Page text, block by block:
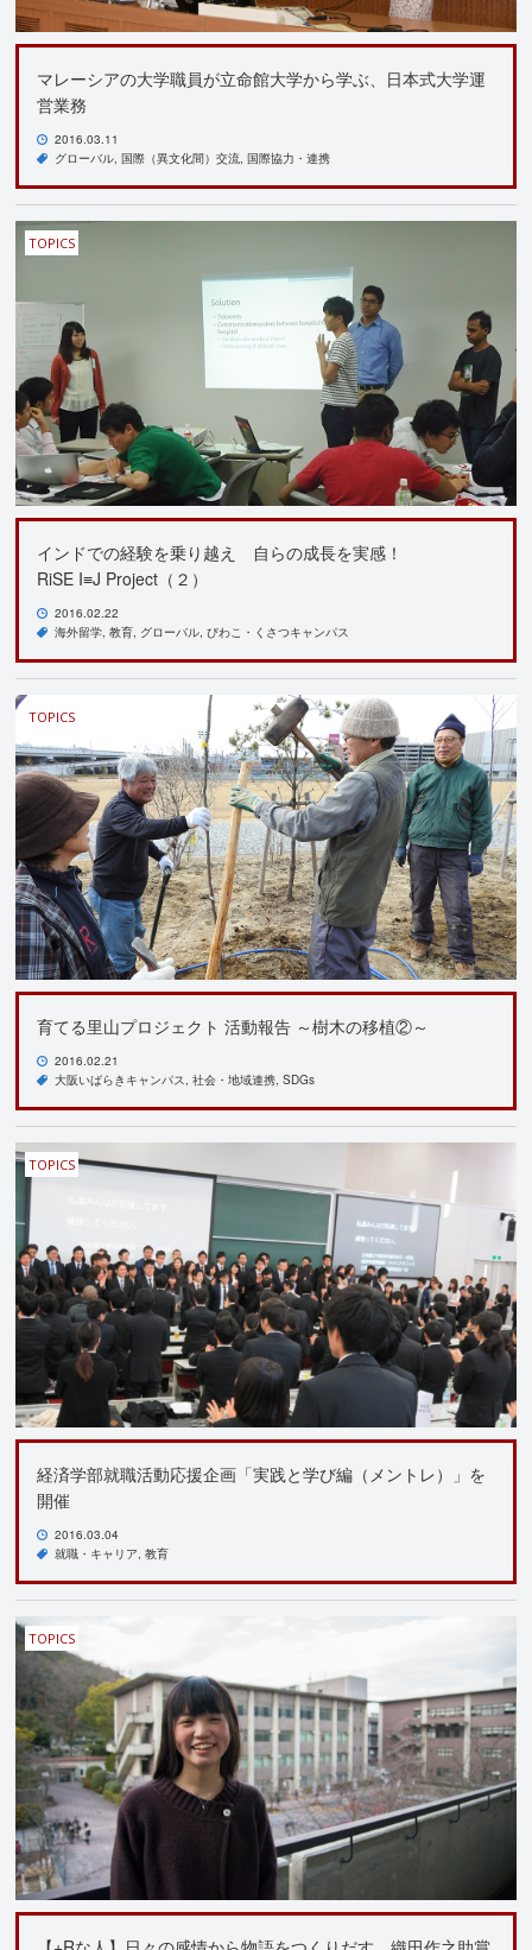
マレーシアの大学職員が立命館大学から学ぶ、日本式大学運
営業務
2016.03.11
グローバル 国際（異文化間）交流 国際協力・連携
TOPICS
インドでの経験を乗り越え 自らの成長を実感！
RiSE I≡J Project（２）
2016.02.22
海外留学 教育 グローバル びわこ・くさつキャンパス
TOPICS
育てる里山プロジェクト 活動報告 ～樹木の移植②～
2016.02.21
大阪いばらきキャンパス 社会・地域連携 SDGs
TOPICS
経済学部就職活動応援企画「実践と学び編（メントレ）」を
開催
2016.03.04
就職・キャリア 教育
TOPICS